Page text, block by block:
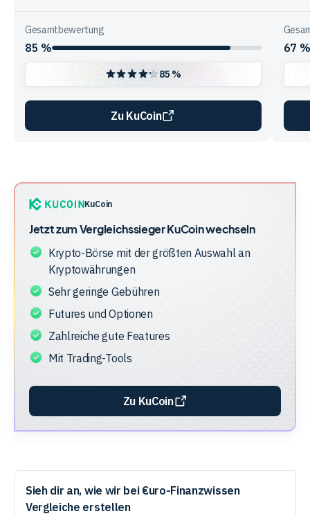
Gesamtbewertung
85 %
85 %
Zu KuCoin
67 %
Unternehmensstruktur
der
KuCoin
Jetzt zum VergleichssiegerKuCoinwechseln
Krypto-Börse mit der größten Auswahl an
Kryptowährungen
Sehr geringe Gebühren
Futures und Optionen
Zahlreiche gute Features
Mit Trading-Tools
Zu KuCoin
Sieh dir an, wie wir bei €uro-Finanzwissen
Vergleiche erstellen